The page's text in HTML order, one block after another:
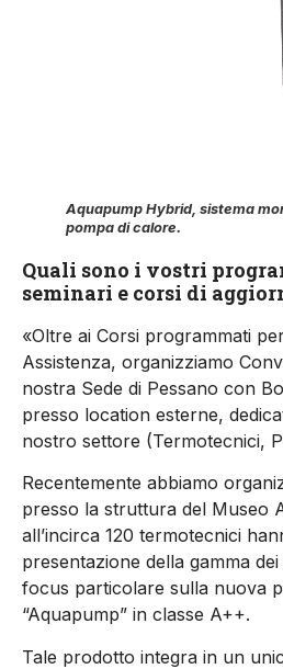
Aquapump Hybrid, sistema
pompa di calore.
Quali sono i vostri
seminari e corsi di
«Oltre ai Corsi programmati
Assistenza, organizziamo
nostra Sede di Pessano con
presso location esterne,
nostro settore (Termotecnici,
Recentemente abbiamo
presso la struttura del Museo
all’incirca 120 termotecnici
presentazione della gamma
focus particolare sulla nuova
“Aquapump” in classe A++.
Tale prodotto integra in un